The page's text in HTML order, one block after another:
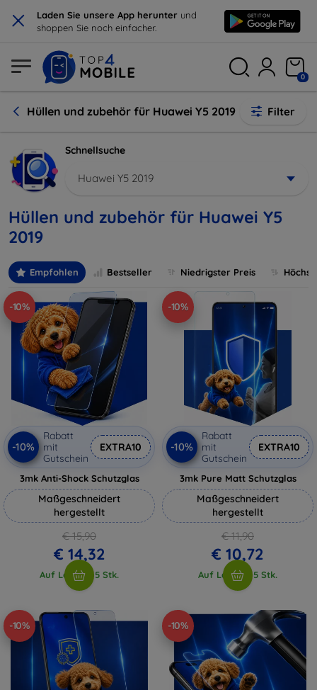
× Laden Sie unsere App herunter und
shoppen Sie noch einfacher.
0
Hüllen und zubehör für Huawei Y5 2019 Filter
Schnellsuche
Huawei Y5 2019
Hüllen und zubehör für Huawei Y5
2019
Empfohlen Bestseller Niedrigster Preis
-10%
-10%
Rabatt
mit
Gutschein
EXTRA10
3mk Anti-Shock Schutzglas
Maßgeschneidert
hergestellt
€ 15,90
€ 14,32
Auf Lager > 5 Stk.
-10%
-10%
Rabatt
mit
Gutschein
EXTRA10
3mk Pure Matt Schutzglas
Maßgeschneidert
hergestellt
€ 11,90
€ 10,72
Auf Lager > 5 Stk.
-10% -10%